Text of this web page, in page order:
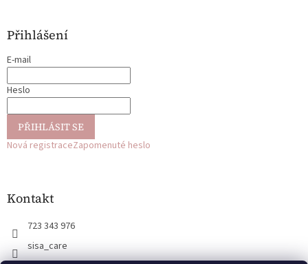
Přihlášení
E-mail
Heslo
PŘIHLÁSIT SE
Nová registraceZapomenuté heslo
Kontakt
723 343 976
sisa_care